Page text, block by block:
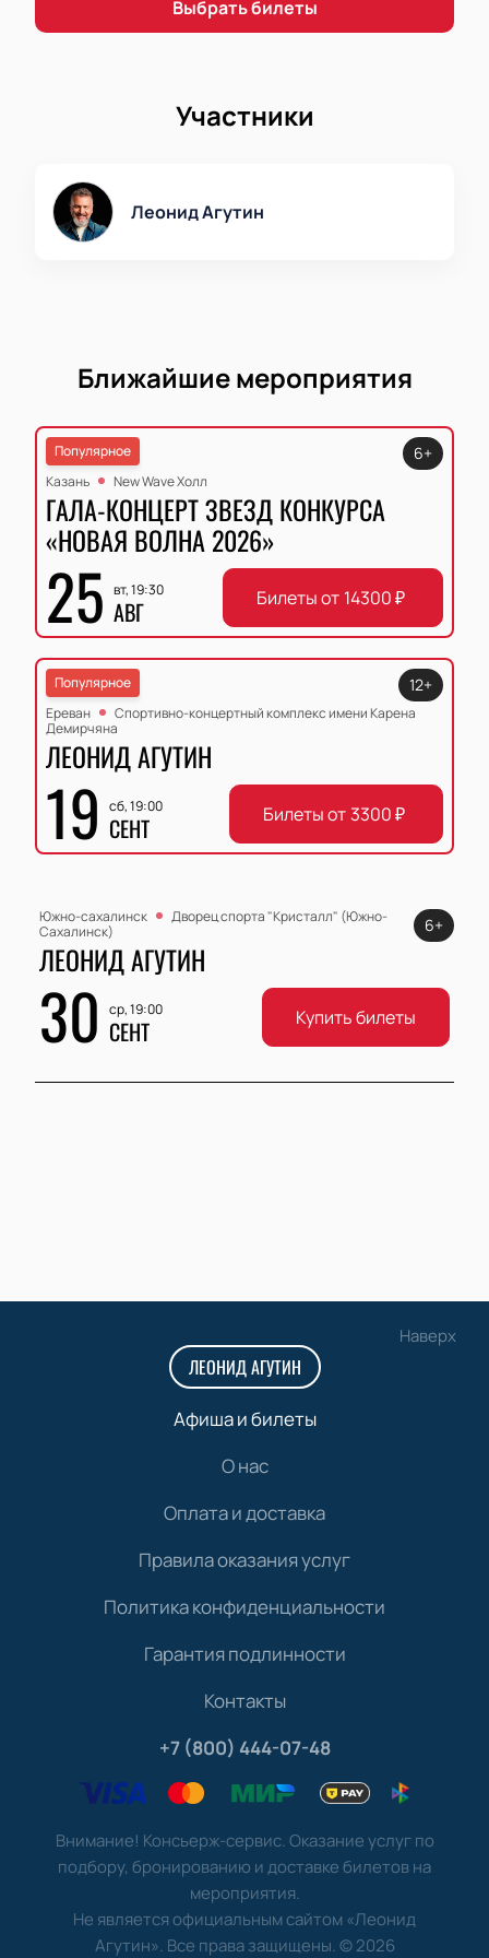
Ак Барс Аренеможно на нашем сайте.
Выбрать билеты
Участники
Леонид Агутин
Ближайшие мероприятия
Популярное
Казань
New Wave Холл
ГАЛА-КОНЦЕРТ ЗВЕЗД КОНКУРСА
«НОВАЯ ВОЛНА 2026»
25 вт, 19:30
АВГ
6+
Билеты от 14300₽
Популярное
Ереван
Спортивно-концертный комплекс имени Карена
Демирчяна
ЛЕОНИД АГУТИН
19 сб, 19:00
СЕНТ
12+
Билеты от 3300₽
Южно-сахалинск
Дворец спорта "Кристалл" (Южно-
Сахалинск)
ЛЕОНИД АГУТИН
30 ср, 19:00
СЕНТ
6+
Купить билеты
Наверх
ЛЕОНИД АГУТИН
Афиша и билеты
О нас
Оплата и доставка
Правила оказания услуг
Политика конфиденциальности
Гарантия подлинности
Контакты
+7 (800) 444-07-48
Внимание! Консьерж-сервис. Оказание услуг по
подбору, бронированию и доставке билетов на
мероприятия.
Не является официальным сайтом «Леонид
Агутин». Все права защищены.©2026